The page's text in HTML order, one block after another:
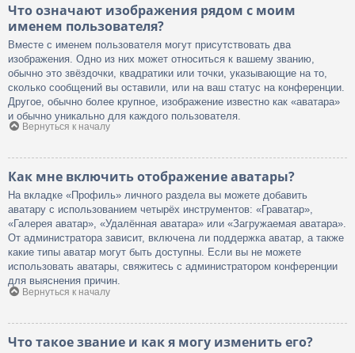
Что означают изображения рядом с моим
именем пользователя?
Вместе с именем пользователя могут присутствовать два
изображения. Одно из них может относиться к вашему званию,
обычно это звёздочки, квадратики или точки, указывающие на то,
сколько сообщений вы оставили, или на ваш статус на конференции.
Другое, обычно более крупное, изображение известно как «аватара»
и обычно уникально для каждого пользователя.
Вернуться к началу
Как мне включить отображение аватары?
На вкладке «Профиль» личного раздела вы можете добавить
аватару с использованием четырёх инструментов: «Граватар»,
«Галерея аватар», «Удалённая аватара» или «Загружаемая аватара».
От администратора зависит, включена ли поддержка аватар, а также
какие типы аватар могут быть доступны. Если вы не можете
использовать аватары, свяжитесь с администратором конференции
для выяснения причин.
Вернуться к началу
Что такое звание и как я могу изменить его?